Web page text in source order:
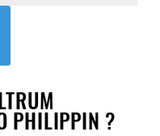
PHILIPPIN ?